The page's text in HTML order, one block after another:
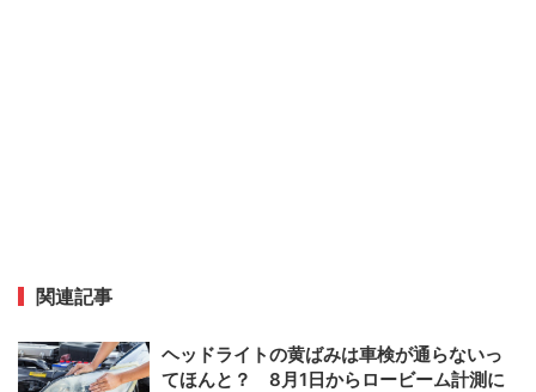
関連記事
ヘッドライトの黄ばみは車検が通らないっ
てほんと？ 8月1日からロービーム計測に